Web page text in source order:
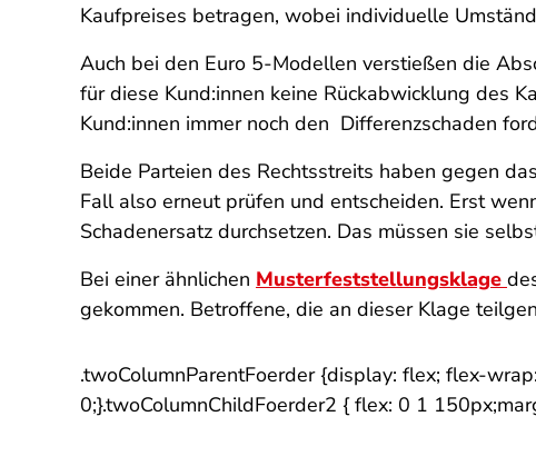
Kaufpreises betragen, wobei individuelle
Auch bei den Euro 5-Modellen verstießen die
für diese Kund:innen keine Rückabwicklung des
Kund:innen immer noch den Differenzschaden
Beide Parteien des Rechtsstreits haben gegen das
Fall also erneut prüfen und entscheiden. Erst
Schadenersatz durchsetzen. Das müssen sie
Bei einer ähnlichen Musterfeststellungsklage
gekommen. Betroffene, die an dieser Klage
.twoColumnParentFoerder {display: flex; flex-
0;}.twoColumnChildFoerder2 { flex: 0 1